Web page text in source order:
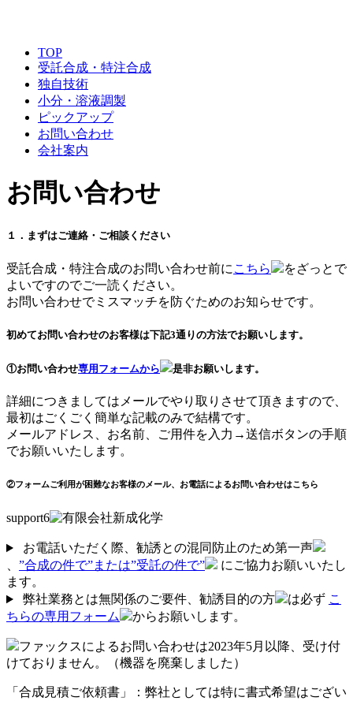
TOP
受託合成・特注合成
独自技術
小分・溶液調製
ピックアップ
お問い合わせ
会社案内
お問い合わせ
１．まずはご連絡・ご相談ください
受託合成・特注合成のお問い合わせ前に こちら
をざっとで
よいですのでご一読ください。
お問い合わせでミスマッチを防ぐためのお知らせです。
初めてお問い合わせのお客様は下記3通りの方法でお願いします。
①お問い合わせ専用フォームから 是非お願いします。
詳細につきましてはメールでやり取りさせて頂きますので、
最初はごくごく簡単な記載のみで結構です。
メールアドレス、お名前、ご用件を入力→送信ボタンの手順
でお願いいたします。
②フォームご利用が困難なお客様のメール、お電話によるお問い合わせはこちら
support6
お電話いただく際、勧誘との混同防止のため第一声
”合成の件で”または”受託の件で”
にご協力お願いいたし
ます。
弊社業務とは無関係のご要件、勧誘目的の方
は必ず こ
ちらの専用フォーム
からお願いします。
ファックスによるお問い合わせは2023年5月以降、受け付
けておりません。（機器を廃棄しました）
「合成見積ご依頼書」：弊社としては特に書式希望はござい